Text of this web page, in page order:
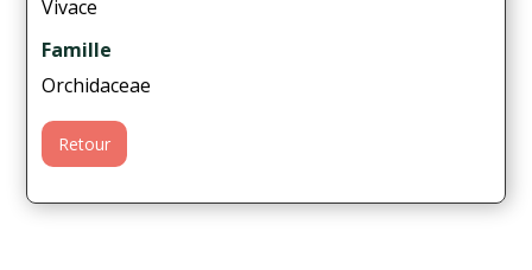
Vivace
Famille
Orchidaceae
Retour